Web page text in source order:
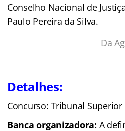
Conselho Nacional de
Paulo Pereira da Silva.
Da
Detalhes:
Concurso: Tribunal Superior
Banca organizadora: A